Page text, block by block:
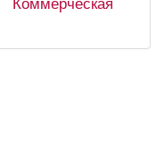
Коммерческая